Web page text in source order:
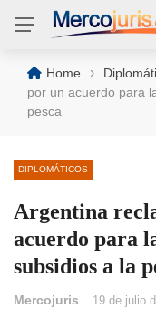
Home ›
por un acuerdo para
pesca
DIPLOMÁTICOS
Argentina
acuerdo para
subsidios a la
Mercojuris 19 de julio